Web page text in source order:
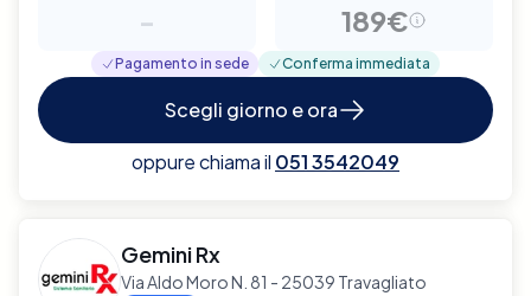
- 189€
Pagamento in sede Conferma immediata
Scegli giorno e ora
oppure chiama il 051 3542049
Gemini Rx
Via Aldo Moro N. 81 - 25039 Travagliato